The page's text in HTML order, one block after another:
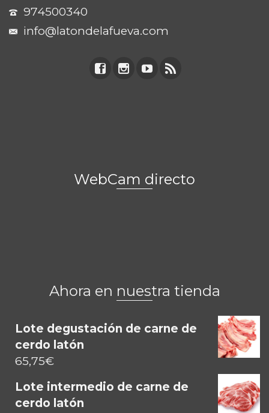
974500340
info@latondelafueva.com
WebCam directo
Ahora en nuestra tienda
Lote degustación de carne de
cerdo latón
65,75€
Lote intermedio de carne de
cerdo latón